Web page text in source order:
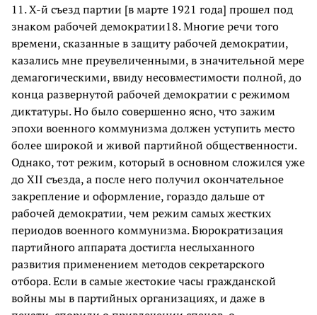
11. Х-й съезд партии [в марте 1921 года] прошел под
знаком рабочей демократии18. Многие речи того
времени, сказанные в защиту рабочей демократии,
казались мне преувеличенными, в значительной мере
демагогическими, ввиду несовместимости полной, до
конца развернутой рабочей демократии с режимом
диктатуры. Но было совершенно ясно, что зажим
эпохи военного коммунизма должен уступить место
более широкой и живой партийной общественности.
Однако, тот режим, который в основном сложился уже
до XII съезда, а после него получил окончательное
закрепление и оформление, гораздо дальше от
рабочей демократии, чем режим самых жестких
периодов военного коммунизма. Бюрократизация
партийного аппарата достигла неслыханного
развития применением методов секретарского
отбора. Если в самые жестокие часы гражданской
войны мы в партийных организациях, и даже в